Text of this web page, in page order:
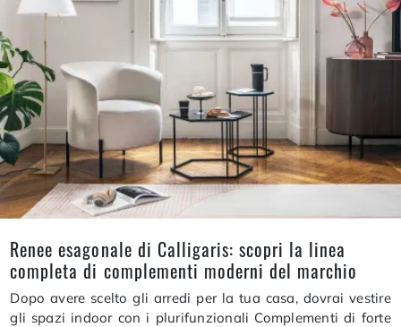
Renee esagonale di Calligaris: scopri la linea
completa di complementi moderni del marchio
Dopo avere scelto gli arredi per la tua casa, dovrai vestire
gli spazi indoor con i plurifunzionali Complementi di forte